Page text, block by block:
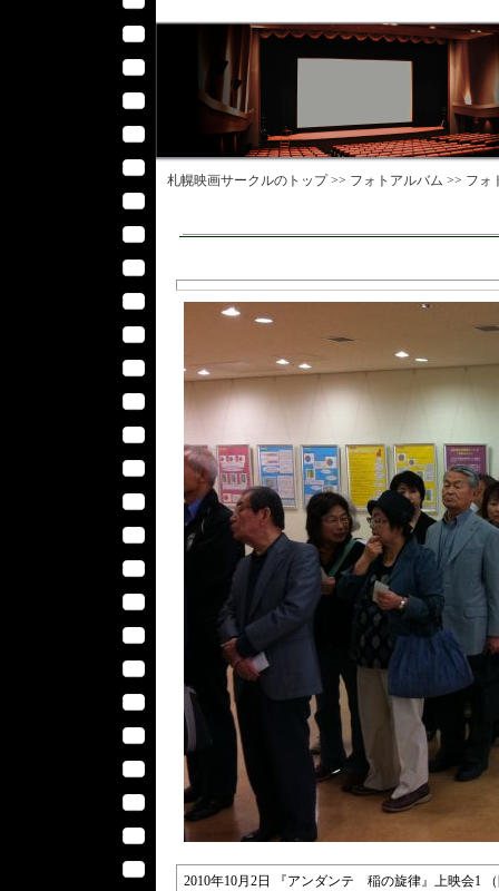
札幌映画サークルのトップ >> フォトアルバム >> フォ
2010年10月2日 『アンダンテ 稲の旋律』上映会1